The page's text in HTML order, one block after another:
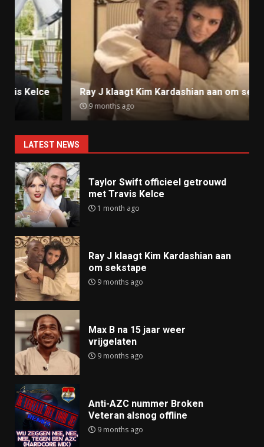
Ray J klaagt Kim Kardashian aan om sekstape
9 months ago
LATEST NEWS
Taylor Swift officieel getrouwd
met Travis Kelce
1 month ago
Ray J klaagt Kim Kardashian aan
om sekstape
9 months ago
Max B na 15 jaar weer
vrijgelaten
9 months ago
Anti-AZC nummer Broken
Veteran alsnog offline
9 months ago